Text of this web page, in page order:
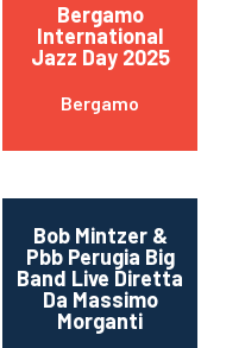
Bergamo
International
Jazz Day 2025
Bergamo
Bob Mintzer &
Pbb Perugia Big
Band Live Diretta
Da Massimo
Morganti